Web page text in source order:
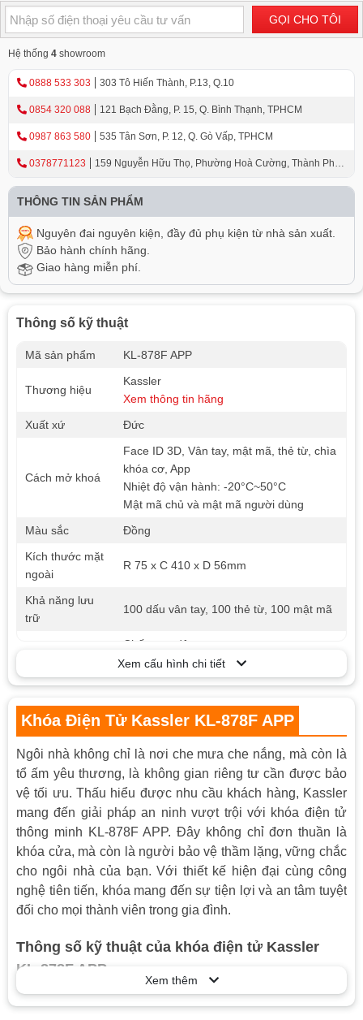
GỌI CHO TÔI
Hệ thống 4 showroom
0888 533 303 303 Tô Hiến Thành, P.13, Q.10
0854 320 088 121 Bạch Đằng, P. 15, Q. Bình Thạnh, TPHCM
0987 863 580 535 Tân Sơn, P. 12, Q. Gò Vấp, TPHCM
0378771123
159 Nguyễn Hữu Thọ, Phường Hoà Cường, Thành Phố
THÔNG TIN SẢN PHẨM
Nguyên đai nguyên kiện, đầy đủ phụ kiện từ nhà sản xuất.
Bảo hành chính hãng.
Giao hàng miễn phí.
Thông số kỹ thuật
Mã sản phẩm KL-878F APP
Thương hiệu
Kassler
Xem thông tin hãng
Xuất xứ
Đức
Cách mở khoá
Face ID 3D, Vân tay, mật mã, thẻ từ, chìa
khóa cơ, App
Nhiệt độ vận hành: -20°C~50°C
Mật mã chủ và mật mã người dùng
Màu sắc
Đồng
Kích thước mặt
ngoài
R 75 x C 410 x D 56mm
Khả năng lưu
trữ
100 dấu vân tay, 100 thẻ từ, 100 mật mã
Tính năng
Chống va đập
Tự đóng cửa
Có thể điều chỉnh âm lượng khi hoạt
Chức năng Reset khi bị lỗi chương trình
Chức năng cảnh báo khi Pin yếu và lỗi
chức năng
Có thiết lập chế độ tự động hoặc chế độ
thủ công
Face ID
Vật liệu
Mặt khóa ngoài: Nhựa ABS chịu lực, Hợp
kim
Mặt khóa trong: Nhựa ABS chịu lực, Hợp
Nguồn điện
5000mah
Nguồn khẩn
Độ dày cửa 40~90mm
Xem cấu hình chi tiết
Khóa Điện Tử Kassler KL-878F APP
Ngôi nhà không chỉ là nơi che mưa che nắng, mà còn là
tổ ấm yêu thương, là không gian riêng tư cần được bảo
vệ tối ưu. Thấu hiểu được nhu cầu khách hàng, Kassler
mang đến giải pháp an ninh vượt trội với khóa điện tử
thông minh KL-878F APP. Đây không chỉ đơn thuần là
khóa cửa, mà còn là người bảo vệ thầm lặng, vững chắc
cho ngôi nhà của bạn. Với thiết kế hiện đại cùng công
nghệ tiên tiến, khóa mang đến sự tiện lợi và an tâm tuyệt
đối cho mọi thành viên trong gia đình.
Thông số kỹ thuật của khóa điện tử Kassler
KL-878F APP
Khoá Kassler KL-878F APP khoác lên mình vẻ đẹp sang
Xem thêm